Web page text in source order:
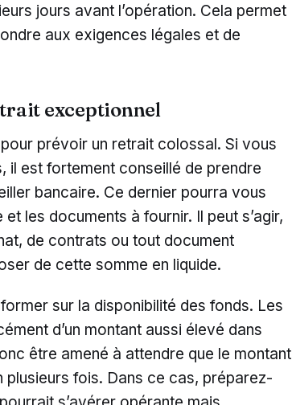
jours avant l’opération. Cela permet
aux exigences légales et de
exceptionnel
prévoir un retrait colossal. Si vous
il est fortement conseillé de prendre
bancaire. Ce dernier pourra vous
les documents à fournir. Il peut s’agir,
de contrats ou tout document
de cette somme en liquide.
sur la disponibilité des fonds. Les
d’un montant aussi élevé dans
être amené à attendre que le montant
fois. Dans ce cas, préparez-